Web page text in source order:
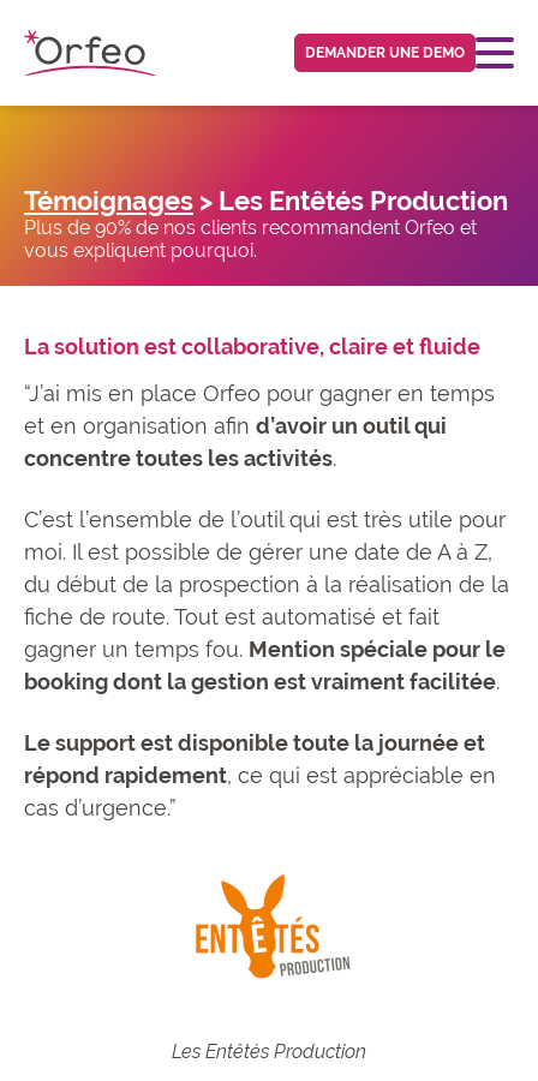
DEMANDER UNE DEMO
Témoignages > Les Entêtés Production
Plus de 90% de nos clients recommandent Orfeo et
vous expliquent pourquoi.
La solution est collaborative, claire et fluide
“J’ai mis en place Orfeo pour gagner en temps
et en organisation afin d’avoir un outil qui
concentre toutes les activités.
C’est l’ensemble de l’outil qui est très utile pour
moi. Il est possible de gérer une date de A à Z,
du début de la prospection à la réalisation de la
fiche de route. Tout est automatisé et fait
gagner un temps fou. Mention spéciale pour le
booking dont la gestion est vraiment facilitée.
Le support est disponible toute la journée et
répond rapidement, ce qui est appréciable en
cas d’urgence.”
Les Entêtés Production